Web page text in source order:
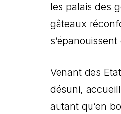
les palais des
gâteaux
Venant des
désuni,
autant qu’en